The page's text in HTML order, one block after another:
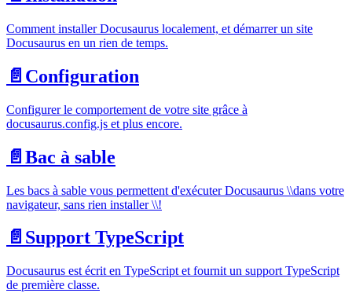
Comment installer Docusaurus localement, et démarrer un site
Docusaurus en un rien de temps.
📄️ Configuration
Configurer le comportement de votre site grâce à
docusaurus.config.js et plus encore.
📄️ Bac à sable
Les bacs à sable vous permettent d'exécuter Docusaurus \\dans votre
navigateur, sans rien installer \\!
📄️ Support TypeScript
Docusaurus est écrit en TypeScript et fournit un support TypeScript
de première classe.